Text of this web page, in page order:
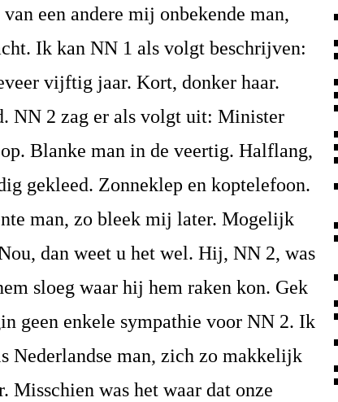
een andere mij onbekende man,
Ik kan NN 1 als volgt beschrijven:
vijftig jaar. Kort, donker haar.
NN 2 zag er als volgt uit: Minister
Blanke man in de veertig. Halflang,
gekleed. Zonneklep en koptelefoon.
man, zo bleek mij later. Mogelijk
dan weet u het wel. Hij, NN 2, was
sloeg waar hij hem raken kon. Gek
geen enkele sympathie voor NN 2. Ik
Nederlandse man, zich zo makkelijk
was het waar dat onze